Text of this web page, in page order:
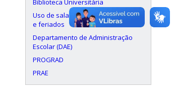
Biblioteca Universitária
Uso de salas aos finais de semana
e feriados
Departamento de Administração
Escolar (DAE)
PROGRAD
PRAE